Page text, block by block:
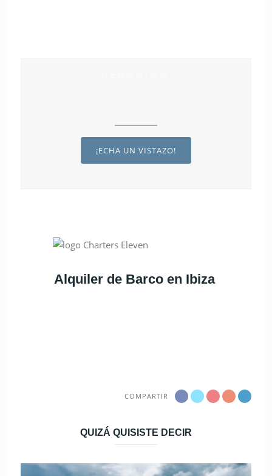
¡ECHA UN VISTAZO!
Alquiler de Barco en Ibiza
COMPARTIR
QUIZÁ QUISISTE DECIR